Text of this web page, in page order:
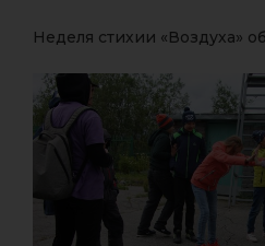
Неделя стихии «Воздуха»